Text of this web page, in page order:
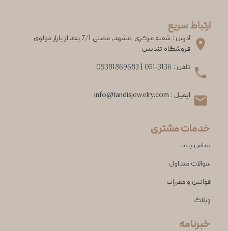
ارتباط سریع
آدرس : شعبه مرکزی :مشهد، مصلی 7/1 بعد از بازار مولوی
فروشگاه تندیس
تلفن : 051-3136
09381869683
ایمیل : info@tandisjewelry.com
خدمات مشتری
تماس با ما
سوالات متداول
قوانین و مقررات
وبلاگ
خبرنامه